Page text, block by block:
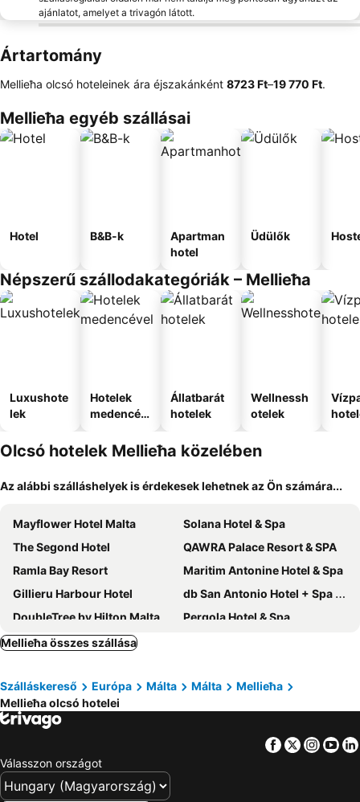
ajánlatot, amelyet a trivagón látott.
Ártartomány
Mellieħa olcsó hoteleinek ára éjszakánként ‎8723 Ft–‎19 770 Ft.
Mellieħa egyéb szállásai
Hotel B&B-k
Apartman
hotel
Üdülők
Népszerű szállodakategóriák – Mellieħa
Luxushote
lek
Hotelek
medencév
Állatbarát
hotelek
Wellnessh
otelek
Olcsó hotelek Mellieħa közelében
Az alábbi szálláshelyek is érdekesek lehetnek az Ön számára...
Mayflower Hotel Malta
Solana Hotel & Spa
The Segond Hotel
QAWRA Palace Resort & SPA
Ramla Bay Resort
Maritim Antonine Hotel & Spa
Gillieru Harbour Hotel
db San Antonio Hotel + Spa All Inclusive
DoubleTree by Hilton Malta
Pergola Hotel & Spa
AX ODYCY Hotel
The Windsor Hotel
Hotel Calypso
The Preluna Hotel
VITA Hotel & Rooftop
115 The Strand Hotel by NEU Collective
Xemxija Bay Hotel
C'est La Vie Boutik Swieqi
Mellieħa összes szállása
Szálláskereső Európa Málta Málta
Mellieħa
Mellieħa olcsó hotelei
Facebook
Twitter
Válasszon országot